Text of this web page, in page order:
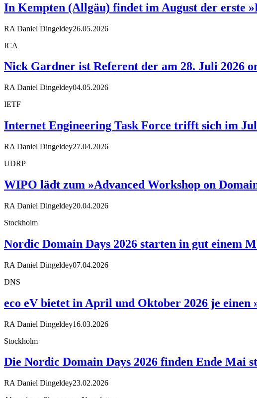
In Kempten (Allgäu) findet im August der erste
RA Daniel Dingeldey26.05.2026
ICA
Nick Gardner ist Referent der am 28. Juli 2026
RA Daniel Dingeldey04.05.2026
IETF
Internet Engineering Task Force trifft sich im
RA Daniel Dingeldey27.04.2026
UDRP
WIPO lädt zum »Advanced Workshop on
RA Daniel Dingeldey20.04.2026
Stockholm
Nordic Domain Days 2026 starten in gut einem
RA Daniel Dingeldey07.04.2026
DNS
eco eV bietet in April und Oktober 2026 je einen
RA Daniel Dingeldey16.03.2026
Stockholm
Die Nordic Domain Days 2026 finden Ende Mai
RA Daniel Dingeldey23.02.2026